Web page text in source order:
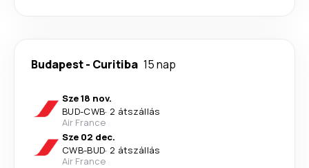
Budapest- Curitiba 15 nap
Sze 18 nov.
BUD-CWB· 2 átszállás
Air France
Sze 02 dec.
CWB-BUD· 2 átszállás
Air France